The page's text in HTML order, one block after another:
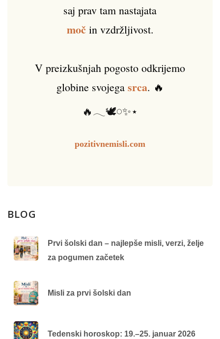
saj prav tam nastajata
močin vzdržljivost.
V preizkušnjah pogosto odkrijemo
globine svojega srca. 🔥
🔥𓂃🕊️𓏸✨⋆
pozitivnemisli.com
BLOG
Prvi šolski dan – najlepše misli, verzi, želje
za pogumen začetek
Misli za prvi šolski dan
Tedenski horoskop: 19.–25. januar 2026